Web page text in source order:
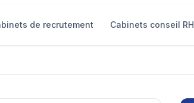
de recrutement Cabinets conseil RH